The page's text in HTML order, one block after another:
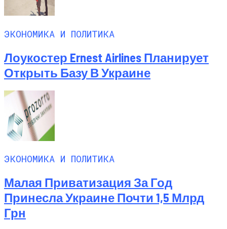
ЭКОНОМИКА И ПОЛИТИКА
Лоукостер Ernest Airlines Планирует
Открыть Базу В Украине
ЭКОНОМИКА И ПОЛИТИКА
Малая Приватизация За Год
Принесла Украине Почти 1,5 Млрд
Грн